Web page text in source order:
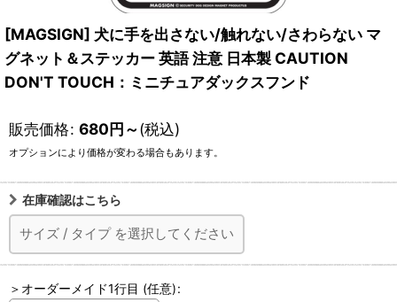
[MAGSIGN] 犬に手を出さない/触れない/さわらない マ
グネット＆ステッカー 英語 注意 日本製 CAUTION
DON'T TOUCH：ミニチュアダックスフンド
販売価格: 680円～(税込)
オプションにより価格が変わる場合もあります。
在庫確認はこちら
サイズ / タイプ を選択してください
＞オーダーメイド1行目 (任意):